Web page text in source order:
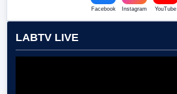
Facebook Instagram YouTube
LABTV LIVE